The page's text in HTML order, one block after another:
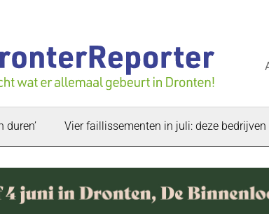
Vier faillissementen in juli: deze bedrijven in